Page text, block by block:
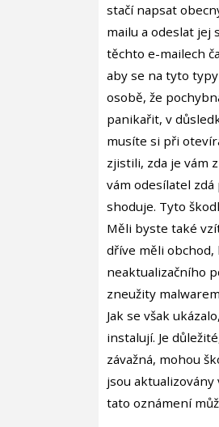
stačí napsat
mailu a odeslat jej
těchto e-mailech
aby se na tyto
osobě, že
panikařit, v
musíte si při
zjistili, zda je vám
vám odesílatel
shoduje. Tyto
Měli byste také
dříve měli obchod,
neaktualizačního
zneužity
Jak se však
instalují. Je
závažná, mohou
jsou
tato oznámení